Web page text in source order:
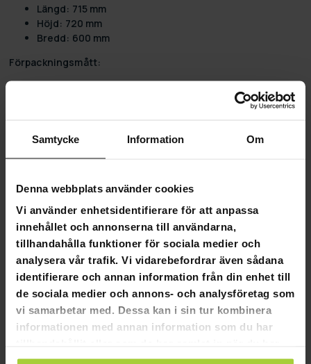
Samtycke Information Om
Denna webbplats använder cookies
Vi använder enhetsidentifierare för att anpassa
innehållet och annonserna till användarna,
tillhandahålla funktioner för sociala medier och
analysera vår trafik. Vi vidarebefordrar även sådana
identifierare och annan information från din enhet till
de sociala medier och annons- och analysföretag som
vi samarbetar med. Dessa kan i sin tur kombinera
informationen med annan information som du har
använt deras tjänster.
Längd: 715 mm
Höjd: 720 mm
Bredd: 600 mm
Förpackningsmått:
4,8 Baserat på 8 recensioner
2
0
0